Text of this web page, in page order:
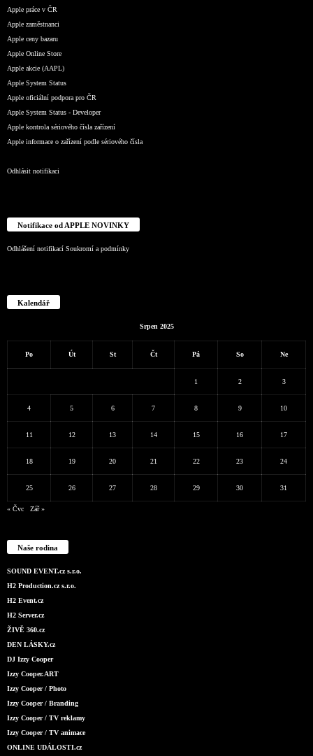
Apple práce v ČR
Apple zaměstnanci
Apple ceny bazaru
Apple Online Store
Apple akcie (AAPL)
Apple System Status
Apple oficiální podpora pro ČR
Apple System Status - Developer
Apple kontrola sériového čísla zařízení
Apple informace o zařízení podle sériového čísla
Odhlásit notifikaci
Notifikace od APPLE NOVINKY
Odhlášení notifikací Soukromí a podmínky
Kalendář
Srpen 2025
Po Út St Čt Pá So Ne
1 2 3
4 5 6 7 8 9 10
11 12 13 14 15 16 17
18 19 20 21 22 23 24
25 26 27 28 29 30 31
« Čvc Zář »
Naše rodina
SOUND EVENT.cz s.r.o.
H2 Production.cz s.r.o.
H2 Event.cz
H2 Server.cz
ŽIVĚ 360.cz
DEN LÁSKY.cz
DJ Izzy Cooper
Izzy Cooper.ART
Izzy Cooper / Photo
Izzy Cooper / Branding
Izzy Cooper / TV reklamy
Izzy Cooper / TV animace
ONLINE UDÁLOSTI.cz